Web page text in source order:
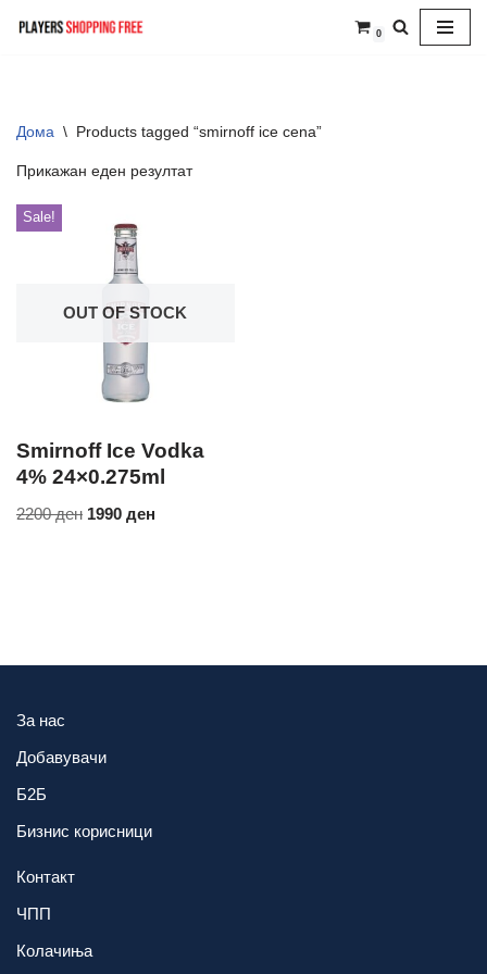
0
Дома \ Products tagged “smirnoff ice cena”
Прикажан еден резултат
OUT OF STOCK
Sale!
Smirnoff Ice Vodka
4% 24×0.275ml
2200ден 1990 ден
За нас
Добавувачи
Б2Б
Бизнис корисници
Контакт
ЧПП
Колачиња